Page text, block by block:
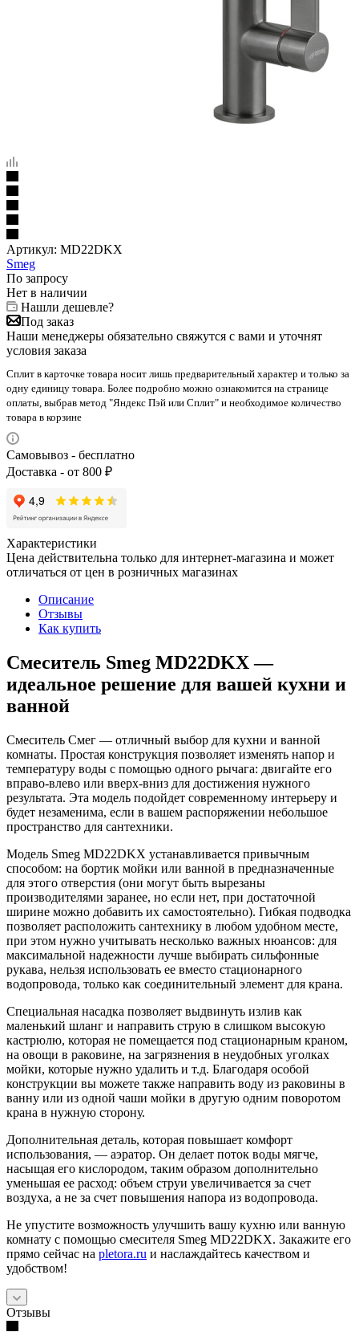
Артикул: MD22DKX
Smeg
По запросу
Нет в наличии
Нашли дешевле?
Под заказ
Наши менеджеры обязательно свяжутся с вами и уточнят
условия заказа
Сплит в карточке товара носит лишь предварительный характер и только за
одну единицу товара. Более подробно можно ознакомится на странице
оплаты, выбрав метод "Яндекс Пэй или Сплит" и необходимое количество
товара в корзине
Самовывоз - бесплатно
Доставка - от 800 ₽
Характеристики
Цена действительна только для интернет-магазина и может
отличаться от цен в розничных магазинах
Описание
Отзывы
Как купить
Смеситель Smeg MD22DKX —
идеальное решение для вашей кухни и
ванной
Смеситель Смег — отличный выбор для кухни и ванной
комнаты. Простая конструкция позволяет изменять напор и
температуру воды с помощью одного рычага: двигайте его
вправо-влево или вверх-вниз для достижения нужного
результата. Эта модель подойдет современному интерьеру и
будет незаменима, если в вашем распоряжении небольшое
пространство для сантехники.
Модель Smeg MD22DKX устанавливается привычным
способом: на бортик мойки или ванной в предназначенные
для этого отверстия (они могут быть вырезаны
производителями заранее, но если нет, при достаточной
ширине можно добавить их самостоятельно). Гибкая подводка
позволяет расположить сантехнику в любом удобном месте,
при этом нужно учитывать несколько важных нюансов: для
максимальной надежности лучше выбирать сильфонные
рукава, нельзя использовать ее вместо стационарного
водопровода, только как соединительный элемент для крана.
Специальная насадка позволяет выдвинуть излив как
маленький шланг и направить струю в слишком высокую
кастрюлю, которая не помещается под стационарным краном,
на овощи в раковине, на загрязнения в неудобных уголках
мойки, которые нужно удалить и т.д. Благодаря особой
конструкции вы можете также направить воду из раковины в
ванну или из одной чаши мойки в другую одним поворотом
крана в нужную сторону.
Дополнительная деталь, которая повышает комфорт
использования, — аэратор. Он делает поток воды мягче,
насыщая его кислородом, таким образом дополнительно
уменьшая ее расход: объем струи увеличивается за счет
воздуха, а не за счет повышения напора из водопровода.
Не упустите возможность улучшить вашу кухню или ванную
комнату с помощью смесителя Smeg MD22DKX. Закажите его
прямо сейчас на pletora.ru и наслаждайтесь качеством и
удобством!
Отзывы